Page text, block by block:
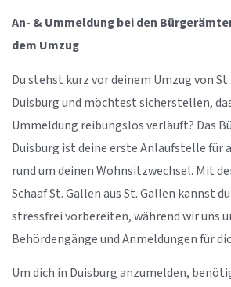
An- & Ummeldung bei den
dem Umzug
Du stehst kurz vor deinem Umzug von
Duisburg und möchtest sicherstellen,
Ummeldung reibungslos verläuft? Das
Duisburg ist deine erste Anlaufstelle für
rund um deinen Wohnsitzwechsel. Mit
Schaaf St. Gallen aus St. Gallen kannst
stressfrei vorbereiten, während wir uns
Behördengänge und Anmeldungen für
Um dich in Duisburg anzumelden,